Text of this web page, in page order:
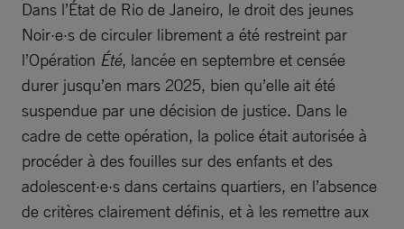
Dans l’État de Rio de Janeiro, le droit des jeunes
Noir·e·s de circuler librement a été restreint par
l’Opération Été, lancée en septembre et censée
durer jusqu’en mars 2025, bien qu’elle ait été
suspendue par une décision de justice. Dans le
cadre de cette opération, la police était autorisée à
procéder à des fouilles sur des enfants et des
adolescent·e·s dans certains quartiers, en l’absence
de critères clairement définis, et à les remettre aux